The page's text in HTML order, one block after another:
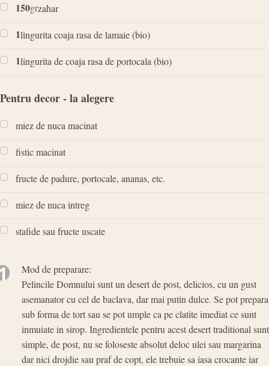
150grzahar
1lingurita coaja rasa de lamaie (bio)
1lingurita de coaja rasa de portocala (bio)
Pentru decor - la alegere
miez de nuca macinat
fistic macinat
fructe de padure, portocale, ananas, etc.
miez de nuca intreg
stafide sau fructe uscate
Mod de preparare:
Pelincile Domnului sunt un desert de post, delicios, cu un gust
asemanator cu cel de baclava, dar mai putin dulce. Se pot prepara
sub forma de tort sau se pot umple ca pe clatite imediat ce sunt
inmuiate in sirop. Ingredientele pentru acest desert traditional sunt
simple, de post, nu se foloseste absolut deloc ulei sau margarina
dar nici drojdie sau praf de copt, ele trebuie sa iasa crocante iar